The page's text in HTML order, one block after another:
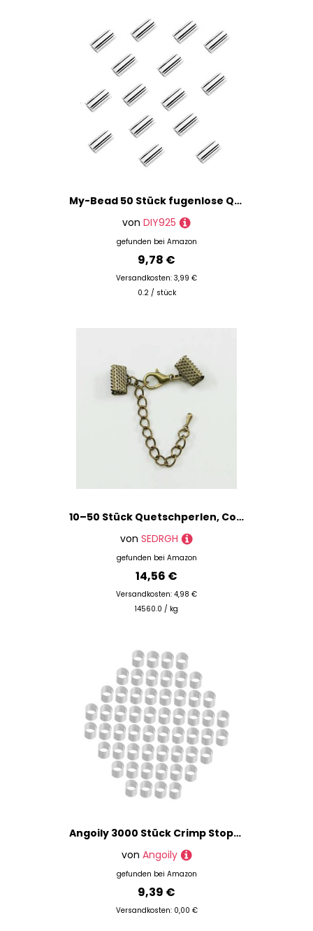
My-Bead 50 Stück fugenlose Quetschröhrchen 2mm Lochmaß Ø 1mm 925 Sterling Silber Quetschperlen DIY
von DIY925
gefunden bei Amazon
9,78 €
Versandkosten: 3,99 €
0.2 / stück
10–50 Stück Quetschperlen, Cove-Verschlüsse, Kordel-Endkappen, Schnurband, Lederclip, Foldover-Verbinder, Zubehör für DIY-Schmuckteile – Bronze mit Kette – 25 mm
von SEDRGH
gefunden bei Amazon
14,56 €
Versandkosten: 4,98 €
14560.0 / kg
Angoily 3000 Stück Crimp Stopper Tuben Silber Kleine Rohrförmige Quetschperlen für Schmuckherstellung Packung Kupfer Crimping Spacer für DIY Halsketten Armbänder Ohrringe
von Angoily
gefunden bei Amazon
9,39 €
Versandkosten: 0,00 €